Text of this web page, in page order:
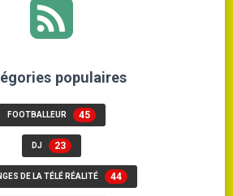
populaires
FOOTBALLEUR 45
DJ 23
DE LA TÉLÉ RÉALITÉ 44